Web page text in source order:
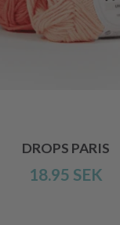
DROPS PARIS
18.95 SEK